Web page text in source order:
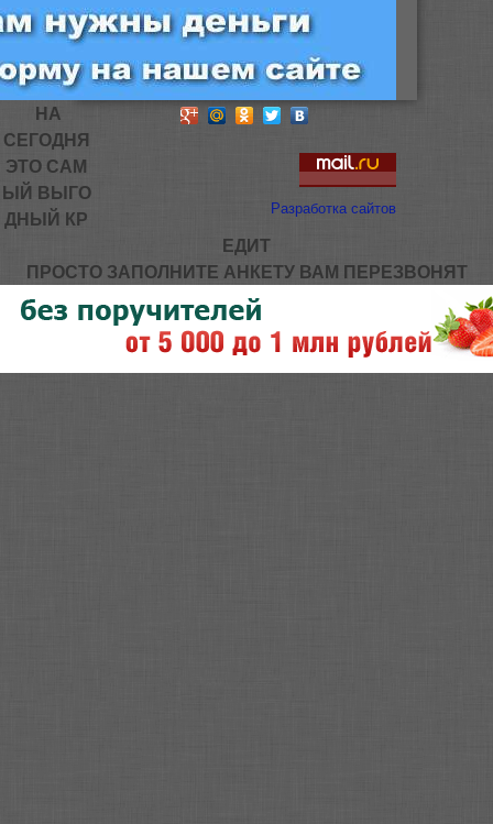
Разработка сайтов
НА
СЕГОДНЯ
ЭТО САМ
ЫЙ ВЫГО
ДНЫЙ КР
ЕДИТ
ПРОСТО ЗАПОЛНИТЕ АНКЕТУ ВАМ ПЕРЕЗВОНЯТ